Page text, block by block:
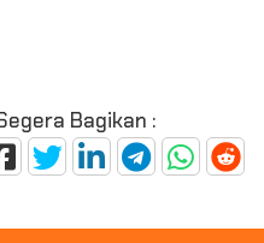
Bagikan :